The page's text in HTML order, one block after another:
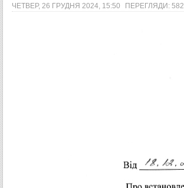
ЧЕТВЕР, 26 ГРУДНЯ 2024, 15:50 ПЕРЕГЛЯДИ: 582